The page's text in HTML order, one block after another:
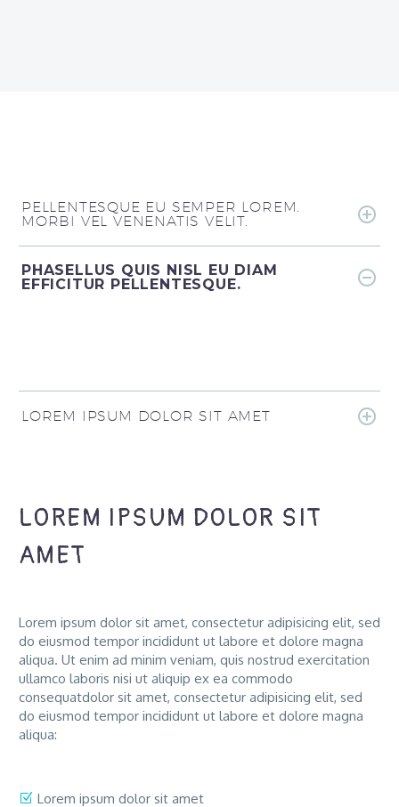
PELLENTESQUE EU SEMPER LOREM.
MORBI VEL VENENATIS VELIT.
PHASELLUS QUIS NISL EU DIAM
EFFICITUR PELLENTESQUE.
LOREM IPSUM DOLOR SIT AMET
LOREM IPSUM DOLOR SIT
AMET
Lorem ipsum dolor sit amet, consectetur adipisicing elit, sed
do eiusmod tempor incididunt ut labore et dolore magna
aliqua. Ut enim ad minim veniam, quis nostrud exercitation
ullamco laboris nisi ut aliquip ex ea commodo
consequatdolor sit amet, consectetur adipisicing elit, sed
do eiusmod tempor incididunt ut labore et dolore magna
aliqua:
Lorem ipsum dolor sit amet